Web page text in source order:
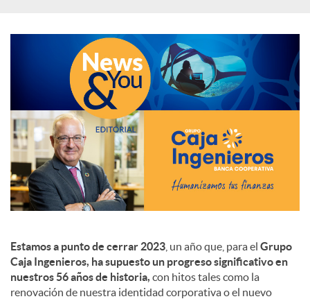
d
e
c
o
n
Estamos a punto de cerrar 2023 , un año que, para el Grupo
Caja Ingenieros, ha supuesto un progreso significativo en
nuestros 56 años de historia, con hitos tales como la
renovación de nuestra identidad corporativa o el nuevo